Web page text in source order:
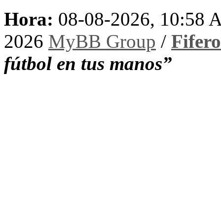
Hora: 08-08-2026, 10:58
2026 MyBB Group /
fútbol en tus manos”